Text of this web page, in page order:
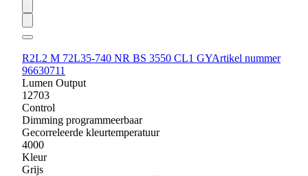
R2L2 M 72L35-740 NR BS 3550 CL1 GYArtikel nummer
96630711
Lumen Output
12703
Control
Dimming programmeerbaar
Gecorreleerde kleurtemperatuur
4000
Kleur
Grijs